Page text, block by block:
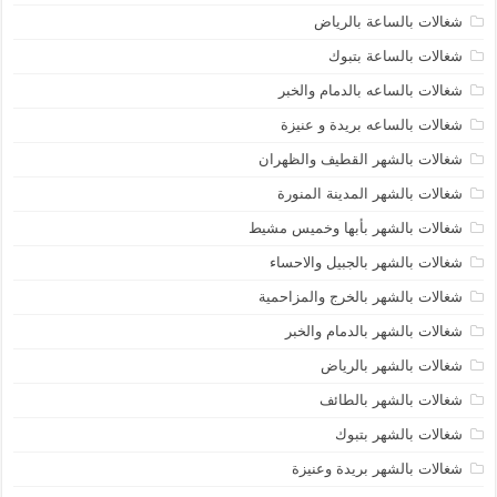
شغالات بالساعة بالرياض
شغالات بالساعة بتبوك
شغالات بالساعه بالدمام والخبر
شغالات بالساعه بريدة و عنيزة
شغالات بالشهر القطيف والظهران
شغالات بالشهر المدينة المنورة
شغالات بالشهر بأبها وخميس مشيط
شغالات بالشهر بالجبيل والاحساء
شغالات بالشهر بالخرج والمزاحمية
شغالات بالشهر بالدمام والخبر
شغالات بالشهر بالرياض
شغالات بالشهر بالطائف
شغالات بالشهر بتبوك
شغالات بالشهر بريدة وعنيزة